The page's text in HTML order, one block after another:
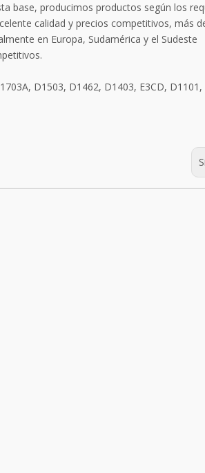
base, producimos productos según los
calidad y precios competitivos, más
en Europa, Sudamérica y el Sudeste
D1503, D1462, D1403, E3CD, D1101,